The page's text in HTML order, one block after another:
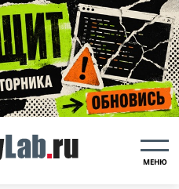
МЕНЮ